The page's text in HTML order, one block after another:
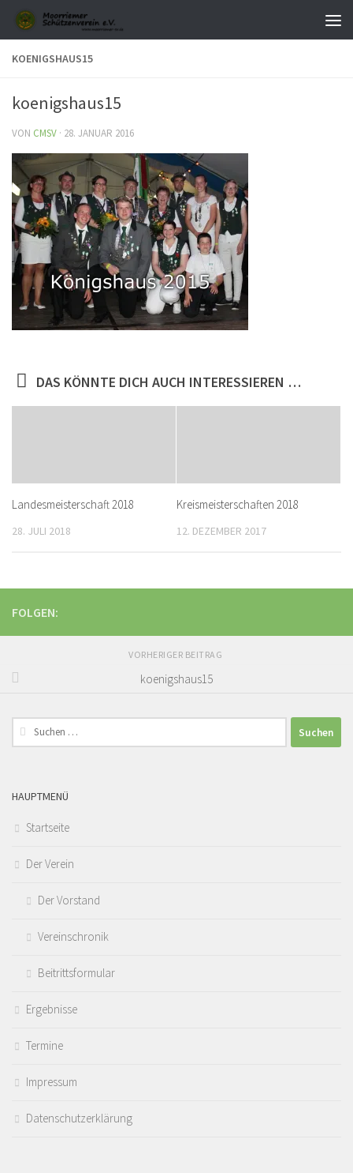
Zum Inhalt springen
KOENIGSHAUS15
koenigshaus15
VON CMSV · 28. JANUAR 2016
DAS KÖNNTE DICH AUCH INTERESSIEREN …
Landesmeisterschaft 2018
28. JULI 2018
Kreismeisterschaften 2018
12. DEZEMBER 2017
FOLGEN:
VORHERIGER BEITRAG
koenigshaus15
Suchen
nach:
HAUPTMENÜ
Startseite
Der Verein
Der Vorstand
Vereinschronik
Beitrittsformular
Ergebnisse
Termine
Impressum
Datenschutzerklärung